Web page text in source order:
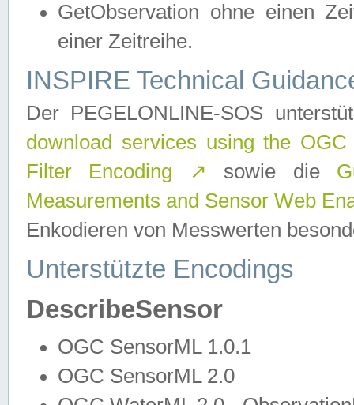
GetObservation ohne einen
einer Zeitreihe.
INSPIRE Technical
Der PEGELONLINE-SOS
download services using the
Filter Encoding
↗ sowie die
Measurements and Sensor Web
Enkodieren von Messwerten
Unterstützte Encodings
DescribeSensor
OGC SensorML 1.0.1
OGC SensorML 2.0